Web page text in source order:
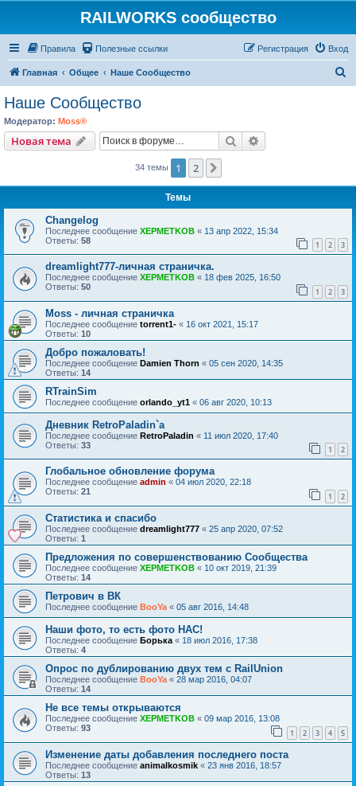
RAILWORKS сообщество
Правила Полезные ссылки Вход
Регистрация
Главная Общее Наше Сообщество
Наше Сообщество
Модератор: Moss®
Новая тема Поиск
34 темы 1 2
Темы
Changelog
Последнее сообщение XEPMETKOB « 13 апр 2022, 15:34
Ответы: 58 1 2 3
dreamlight777-личная страничка.
Последнее сообщение XEPMETKOB « 18 фев 2025, 16:50
Ответы: 50 1 2 3
Moss - личная страничка
Последнее сообщение torrent1- « 16 окт 2021, 15:17
Ответы: 10
Добро пожаловать!
Последнее сообщение Damien Thorn « 05 сен 2020, 14:35
Ответы: 14
RTrainSim
Последнее сообщение orlando_yt1 « 06 авг 2020, 10:13
Дневник RetroPaladin`a
Последнее сообщение RetroPaladin « 11 июл 2020, 17:40
Ответы: 33 1 2
Глобальное обновление форума
Последнее сообщение admin « 04 июл 2020, 22:18
Ответы: 21 1 2
Статистика и спасибо
Последнее сообщение dreamlight777 « 25 апр 2020, 07:52
Ответы: 1
Предложения по совершенствованию Сообщества
Последнее сообщение XEPMETKOB « 10 окт 2019, 21:39
Ответы: 14
Петрович в ВК
Последнее сообщение BooYa « 05 авг 2016, 14:48
Наши фото, то есть фото НАС!
Последнее сообщение Борька « 18 июл 2016, 17:38
Ответы: 4
Опрос по дублированию двух тем с RailUnion
Последнее сообщение BooYa « 28 мар 2016, 04:07
Ответы: 14
Не все темы открываются
Последнее сообщение XEPMETKOB « 09 мар 2016, 13:08
Ответы: 93 1 2 3 4 5
Изменение даты добавления последнего поста
Последнее сообщение animalkosmik « 23 янв 2016, 18:57
Ответы: 13